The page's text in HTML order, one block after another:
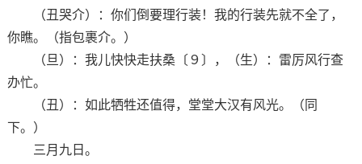
（丑哭介）：你们倒要理行装！我的行装先就不全了，
你瞧。（指包裹介。）
（旦）：我儿快快走扶桑〔９〕，（生）：雷厉风行查
办忙。
（丑）：如此牺牲还值得，堂堂大汉有风光。（同
下。）
三月九日。